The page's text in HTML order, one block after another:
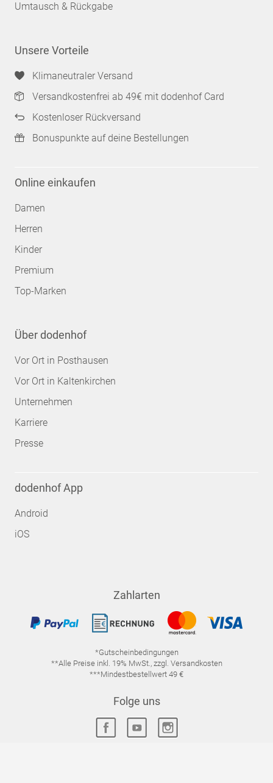
Umtausch & Rückgabe
Unsere Vorteile
Klimaneutraler Versand
Versandkostenfrei ab 49€ mit dodenhof Card
Kostenloser Rückversand
Bonuspunkte auf deine Bestellungen
Online einkaufen
Damen
Herren
Kinder
Premium
Top-Marken
Über dodenhof
Vor Ort in Posthausen
Vor Ort in Kaltenkirchen
Unternehmen
Karriere
Presse
dodenhof App
Android
iOS
Zahlarten
*Gutscheinbedingungen
**Alle Preise inkl. 19% MwSt., zzgl. Versandkosten
***Mindestbestellwert 49 €
Folge uns